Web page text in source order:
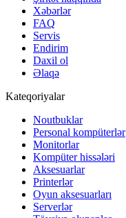
Xəbərlər
FAQ
Servis
Endirim
Daxil ol
Əlaqə
Kateqoriyalar
Noutbuklar
Personal kompüterlər
Monitorlar
Kompüter hissələri
Aksesuarlar
Printerlər
Oyun aksesuarları
Serverlər